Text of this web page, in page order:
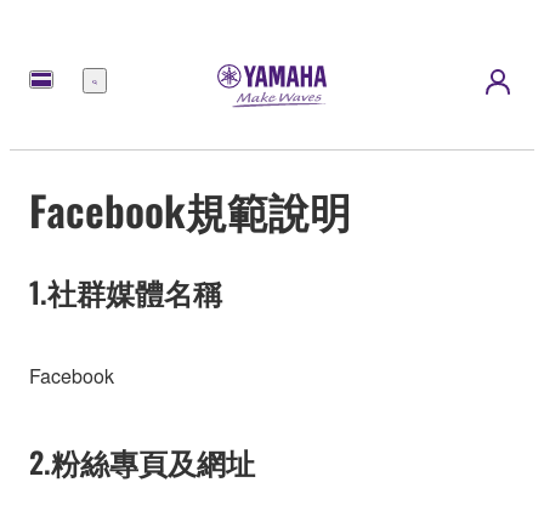
選
Facebook規範說明
1.社群媒體名稱
Facebook
2.粉絲專頁及網址